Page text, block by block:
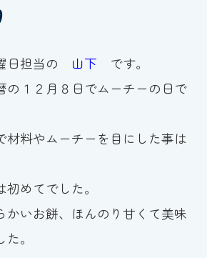
日担当の 山下 です。
の１２月８日でムーチーの日で
材料やムーチーを目にした事は
めてでした。
かいお餅、ほんのり甘くて美味
。